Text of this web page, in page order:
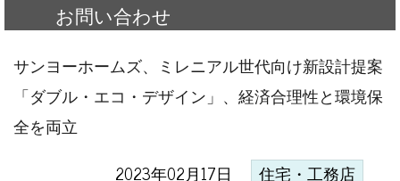
お問い合わせ
サンヨーホームズ、ミレニアル世代向け新設計提案
「ダブル・エコ・デザイン」、経済合理性と環境保
全を両立
2023年02月17日 住宅・工務店